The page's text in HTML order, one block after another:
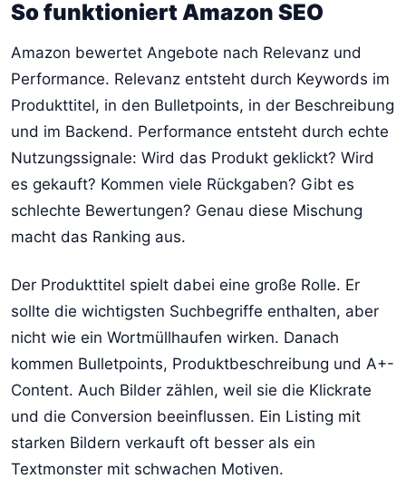
So funktioniert Amazon SEO
Amazon bewertet Angebote nach Relevanz und
Performance. Relevanz entsteht durch Keywords im
Produkttitel, in den Bulletpoints, in der Beschreibung
und im Backend. Performance entsteht durch echte
Nutzungssignale: Wird das Produkt geklickt? Wird
es gekauft? Kommen viele Rückgaben? Gibt es
schlechte Bewertungen? Genau diese Mischung
macht das Ranking aus.
Der Produkttitel spielt dabei eine große Rolle. Er
sollte die wichtigsten Suchbegriffe enthalten, aber
nicht wie ein Wortmüllhaufen wirken. Danach
kommen Bulletpoints, Produktbeschreibung und A+-
Content. Auch Bilder zählen, weil sie die Klickrate
und die Conversion beeinflussen. Ein Listing mit
starken Bildern verkauft oft besser als ein
Textmonster mit schwachen Motiven.